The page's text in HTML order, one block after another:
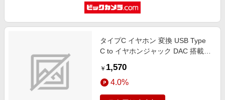
旅行・レジャー・ホテル予約
金融・マネー・保険
デジタルコンテンツ
ビジネス・その他サービス
とことん買い物チャレンジ
Samsung ボーナスキャンペーン
週末の高還元 夏の長期版
タイプC イヤホン 変換 USB Type
C to イヤホンジャック DAC 搭載
3極 【 Chromebook Mac PC iPad
Android スマホ 等 Type-C 機器対応
】 RoHS指令準拠 ホワイト ホワイ
￥ 1,570
4.0%